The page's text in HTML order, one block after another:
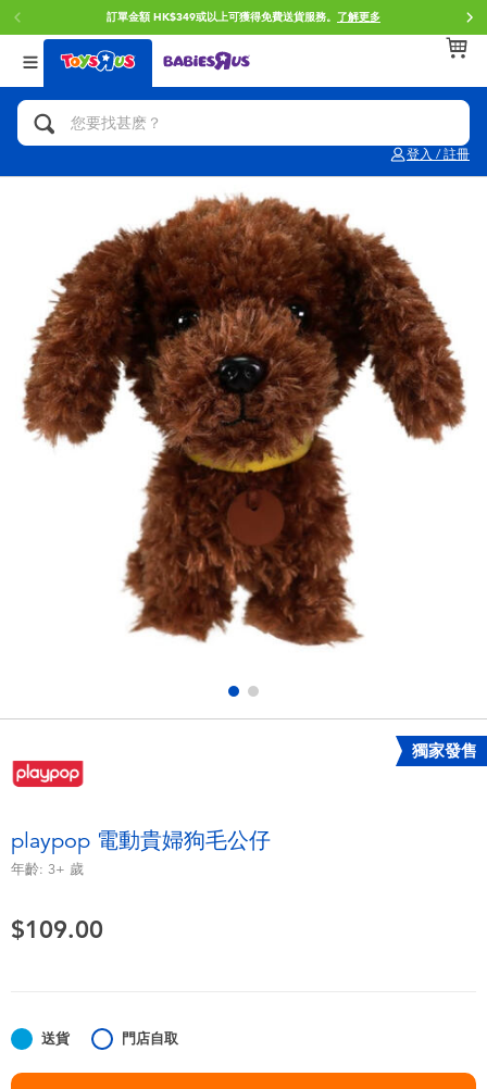
訂單金額 HK$349或以上可獲得免費送貨服務。 了解更多
登入 / 註冊
返回
分類目錄
人氣英雄,角色扮演,射擊玩具
拼砌組合及樂高LEGO
玩具車,貨車,火車及遙控系列
手工藝,文具,蠟筆,泥膠,畫板
娃娃, 芭比,收藏公仔
電子玩具
遊戲及拼圖系列
益智學習玩具
毛毛公仔玩具
夏日用品
任天堂 Switch
返回
品牌
Brunch Brother 早午餐兄弟
Spider-Man蜘蛛俠
Mini Brands
Play-Doh培樂多
Pokemon寶可夢
LEGO樂高
LeapFrog跳跳蛙
返回
年齢
0~2歳
5~7歳
8~11歳
12~14歳
14歳以上
獨家發售
playpop 電動貴婦狗毛公仔
年齡: 3+ 歲
$109.00
送貨 門店自取